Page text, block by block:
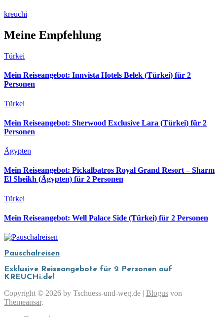
kreuchi
Meine Empfehlung
Türkei
Mein Reiseangebot: Innvista Hotels Belek (Türkei) für 2
Personen
Türkei
Mein Reiseangebot: Sherwood Exclusive Lara (Türkei) für 2
Personen
Ägypten
Mein Reiseangebot: Pickalbatros Royal Grand Resort – Sharm
El Sheikh (Ägypten) für 2 Personen
Türkei
Mein Reiseangebot: Well Palace Side (Türkei) für 2 Personen
Pauschalreisen
Exklusive Reiseangebote für 2 Personen auf
KREUCHi.de!
Copyright © 2026 by Tschuess-und-weg.de | Blogus von
Themeansar.